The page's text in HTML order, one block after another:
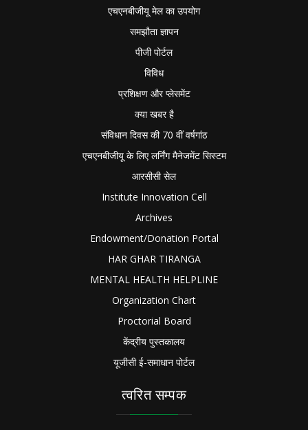
एचएनबीजीयू मेल का उपयोग
समझौता ज्ञापन
पीजी पोर्टल
विविध
प्रशिक्षण और प्लेसमेंट
क्या खबर है
संविधान दिवस की 70 वीं वर्षगांठ
एचएनबीजीयू के लिए लर्निंग मैनेजमेंट सिस्टम
आरसीसी सेल
Institute Innovation Cell
Archives
Endowment/Donation Portal
HAR GHAR TIRANGA
MENTAL HEALTH HELPLINE
Organization Chart
Proctorial Board
केंद्रीय पुस्तकालय
यूजीसी ई-समाधान पोर्टल
त्वरित सम्पक